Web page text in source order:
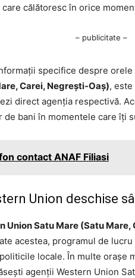
călătoresc în orice
– publicitate –
specifice despre
Carei, Negrești-Oaș),
direct agenția respectivă.
bani în momentele care îți
contact ANAF Filiasi
Union deschise
Union Satu Mare (Satu
acestea, programul de
locale. În multe orașe
agenții Western Union